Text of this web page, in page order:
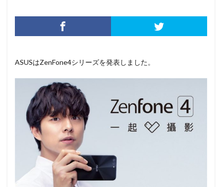
ASUSはZenFone4シリーズを発表しました。